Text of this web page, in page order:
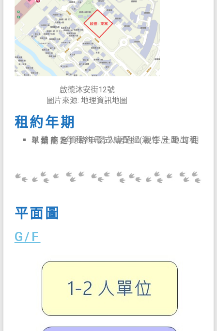
啟德沐安街12號
圖片來源: 地理資訊地圖
租約年期
以基本2年租約形式編配過渡性房屋出租單位給合資格申請人居住 (視乎土地可用年期而定)
平面圖
G/F